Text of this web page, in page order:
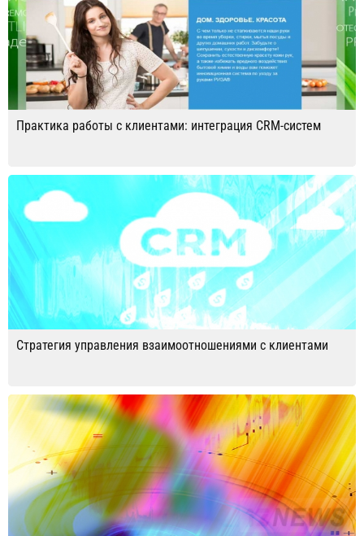
Практика работы с клиентами: интеграция CRM-систем
Стратегия управления взаимоотношениями с клиентами